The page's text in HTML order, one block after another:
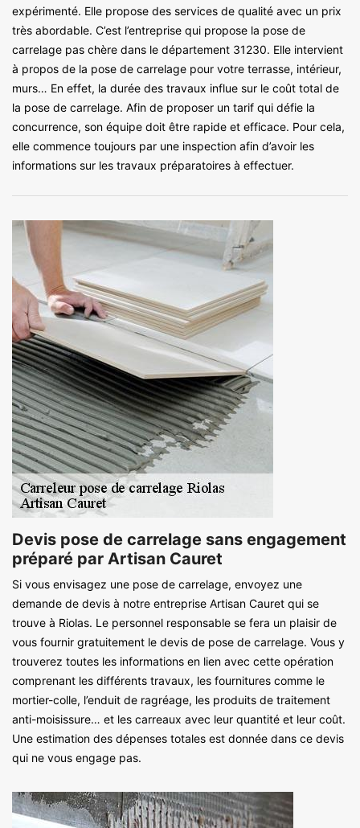
expérimenté. Elle propose des services de qualité avec un prix
très abordable. C’est l’entreprise qui propose la pose de
carrelage pas chère dans le département 31230. Elle intervient
à propos de la pose de carrelage pour votre terrasse, intérieur,
murs… En effet, la durée des travaux influe sur le coût total de
la pose de carrelage. Afin de proposer un tarif qui défie la
concurrence, son équipe doit être rapide et efficace. Pour cela,
elle commence toujours par une inspection afin d’avoir les
informations sur les travaux préparatoires à effectuer.
Devis pose de carrelage sans engagement
préparé par Artisan Cauret
Si vous envisagez une pose de carrelage, envoyez une
demande de devis à notre entreprise Artisan Cauret qui se
trouve à Riolas. Le personnel responsable se fera un plaisir de
vous fournir gratuitement le devis de pose de carrelage. Vous y
trouverez toutes les informations en lien avec cette opération
comprenant les différents travaux, les fournitures comme le
mortier-colle, l’enduit de ragréage, les produits de traitement
anti-moisissure… et les carreaux avec leur quantité et leur coût.
Une estimation des dépenses totales est donnée dans ce devis
qui ne vous engage pas.